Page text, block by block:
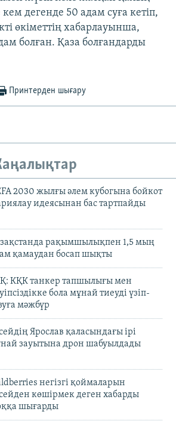
кем дегенде 50 адам суға кетіп,
өкіметтің хабарлауынша,
болған. Қаза болғандарды
Принтерден шығару
2030 жылғы әлем кубогына бойкот
идеясынан бас тартпайды
рақымшылықпен 1,5 мың
қамаудан босап шықты
КҚК танкер тапшылығы мен
бола мұнай тиеуді үзіп-
мәжбүр
Ярослав қаласындағы ірі
зауытына дрон шабуылдады
негізгі қоймаларын
көшірмек деген хабарды
шығарды